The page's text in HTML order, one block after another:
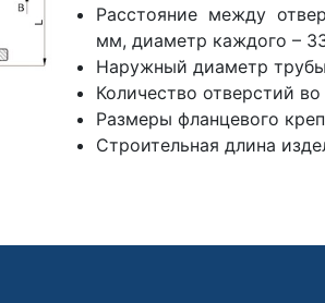
Расстояние между
мм, диаметр каждого –
Наружный диаметр
Количество отверстий
Размеры фланцевого
Строительная длина